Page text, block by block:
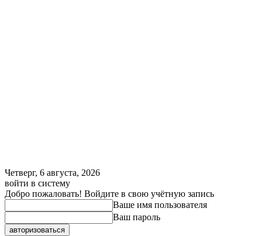
Четверг, 6 августа, 2026
войти в систему
Добро пожаловать! Войдите в свою учётную запись
Ваше имя пользователя
Ваш пароль